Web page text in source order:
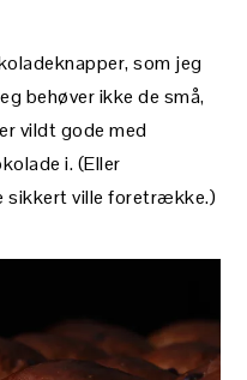
som jeg
behøver ikke de små,
vildt gode med
i. (Eller
sikkert ville foretrække.)